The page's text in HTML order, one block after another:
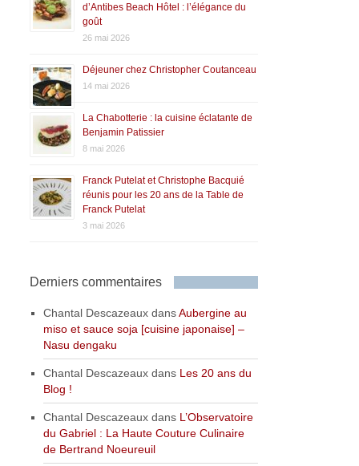
d’Antibes Beach Hôtel : l’élégance du
goût
26 mai 2026
Déjeuner chez Christopher Coutanceau
14 mai 2026
La Chabotterie : la cuisine éclatante de
Benjamin Patissier
8 mai 2026
Franck Putelat et Christophe Bacquié
réunis pour les 20 ans de la Table de
Franck Putelat
3 mai 2026
Derniers commentaires
Chantal Descazeaux dansAubergine au
miso et sauce soja [cuisine japonaise] –
Nasu dengaku
Chantal Descazeaux dans Les 20 ans du
Blog !
Chantal Descazeaux dans L’Observatoire
du Gabriel : La Haute Couture Culinaire
de Bertrand Noeureuil